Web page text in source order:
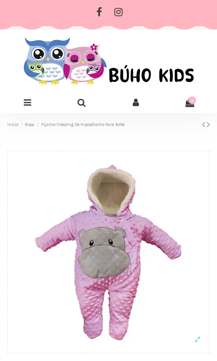
0
Inicio Ropa Pijama Sleeping De Hipopótamo Para Bebé